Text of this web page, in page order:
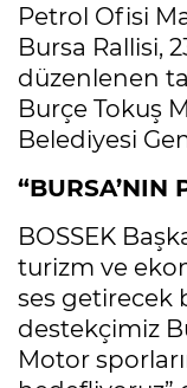
Petrol Ofisi
Bursa Rallisi,
düzenlenen
Burçe Tokuş
Belediyesi
“BURSA’NIN
BOSSEK
turizm ve
ses getirecek
destekçimiz
Motor